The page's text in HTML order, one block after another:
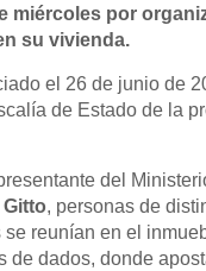
miércoles por
su vivienda.
el 26 de junio de
de Estado de la
del
Gitto, personas de
reunían en el
de dados, donde